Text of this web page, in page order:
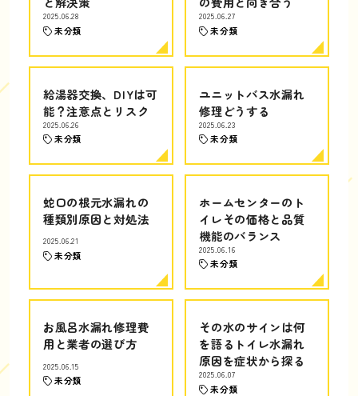
2025.06.28
未分類
2025.06.27
未分類
給湯器交換、DIYは可
能？注意点とリスク
2025.06.26
未分類
ユニットバス水漏れ
修理どうする
2025.06.23
未分類
蛇口の根元水漏れの
種類別原因と対処法
2025.06.21
未分類
ホームセンターのト
イレその価格と品質
機能のバランス
2025.06.16
未分類
お風呂水漏れ修理費
用と業者の選び方
2025.06.15
未分類
その水のサインは何
を語るトイレ水漏れ
原因を症状から探る
2025.06.07
未分類